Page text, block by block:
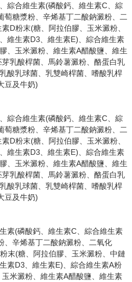
綜合維生素(磷酸鈣、維生素C、綜
萄糖漿粉、辛烯基丁二酸鈉澱粉、二
D粉末(糖、阿拉伯膠、玉米澱粉、
維生素D3、維生素E)、綜合維生素
、玉米澱粉、維生素A醋酸鹽、維生
乳酸桿菌、馬鈴薯澱粉、酪蛋白乳
酸乳球菌、乳雙崎桿菌、嗜酸乳桿
豆及牛奶)
綜合維生素(磷酸鈣、維生素C、綜
萄糖漿粉、辛烯基丁二酸鈉澱粉、二
D粉末(糖、阿拉伯膠、玉米澱粉、
維生素D3、維生素E)、綜合維生素
、玉米澱粉、維生素A醋酸鹽、維生
乳酸桿菌、馬鈴薯澱粉、酪蛋白乳
酸乳球菌、乳雙崎桿菌、嗜酸乳桿
豆及牛奶)
素(磷酸鈣、維生素C、綜合維生素
、辛烯基丁二酸鈉澱粉、二氧化
末(糖、阿拉伯膠、玉米澱粉、中鏈
素D3、維生素E)、綜合維生素A粉
米澱粉、維生素A醋酸鹽、維生素